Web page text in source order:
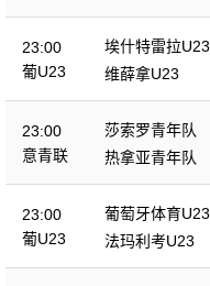
23:00
葡U23
埃什特雷拉U23
维薛拿U23
23:00
意青联
莎索罗青年队
热拿亚青年队
23:00
葡U23
葡萄牙体育U23
法玛利考U23